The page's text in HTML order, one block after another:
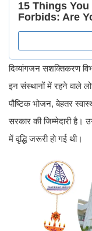
दिव्यांगजन सशक्तिकरण
इन संस्थानों में रहने वाले
पौष्टिक भोजन, बेहतर
सरकार की जिम्मेदारी है।
में वृद्धि जरूरी हो गई थी।